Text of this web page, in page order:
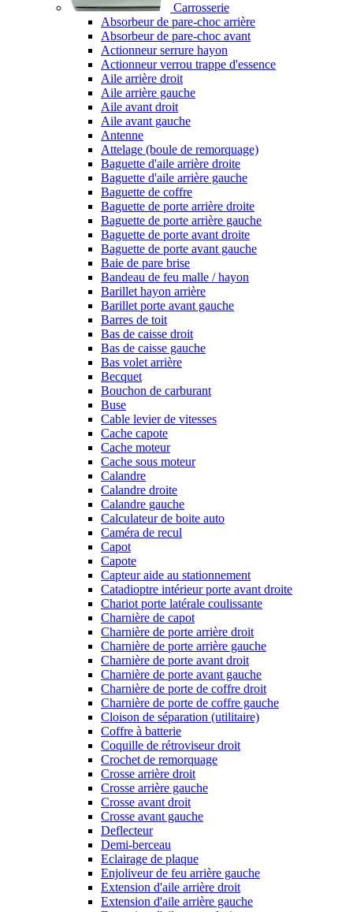
Carrosserie
Absorbeur de pare-choc arrière
Absorbeur de pare-choc avant
Actionneur serrure hayon
Actionneur verrou trappe d'essence
Aile arrière droit
Aile arrière gauche
Aile avant droit
Aile avant gauche
Antenne
Attelage (boule de remorquage)
Baguette d'aile arrière droite
Baguette d'aile arrière gauche
Baguette de coffre
Baguette de porte arrière droite
Baguette de porte arrière gauche
Baguette de porte avant droite
Baguette de porte avant gauche
Baie de pare brise
Bandeau de feu malle / hayon
Barillet hayon arrière
Barillet porte avant gauche
Barres de toit
Bas de caisse droit
Bas de caisse gauche
Bas volet arrière
Becquet
Bouchon de carburant
Buse
Cable levier de vitesses
Cache capote
Cache moteur
Cache sous moteur
Calandre
Calandre droite
Calandre gauche
Calculateur de boite auto
Caméra de recul
Capot
Capote
Capteur aide au stationnement
Catadioptre intérieur porte avant droite
Chariot porte latérale coulissante
Charnière de capot
Charnière de porte arrière droit
Charnière de porte arrière gauche
Charnière de porte avant droit
Charnière de porte avant gauche
Charnière de porte de coffre droit
Charnière de porte de coffre gauche
Cloison de séparation (utilitaire)
Coffre à batterie
Coquille de rétroviseur droit
Crochet de remorquage
Crosse arrière droit
Crosse arrière gauche
Crosse avant droit
Crosse avant gauche
Deflecteur
Demi-berceau
Eclairage de plaque
Enjoliveur de feu arrière gauche
Extension d'aile arrière droit
Extension d'aile arrière gauche